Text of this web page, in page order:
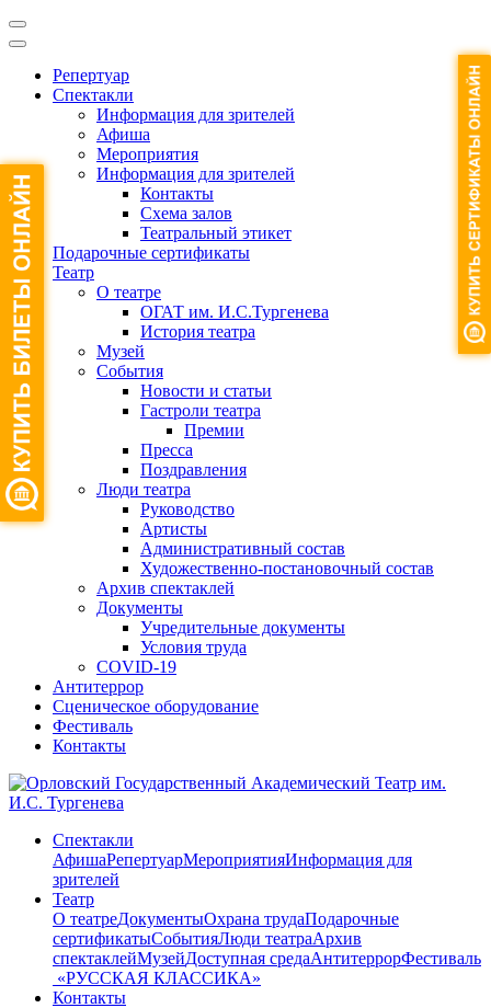
Репертуар
Спектакли
Информация для зрителей
Афиша
Мероприятия
Информация для зрителей
Контакты
Схема залов
Театральный этикет
Подарочные сертификаты
Театр
О театре
ОГАТ им. И.С.Тургенева
История театра
Музей
События
Новости и статьи
Гастроли театра
Премии
Пресса
Поздравления
Люди театра
Руководство
Артисты
Административный состав
Художественно-постановочный состав
Архив спектаклей
Документы
Учредительные документы
Условия труда
COVID-19
Антитеррор
Сценическое оборудование
Фестиваль
Контакты
Спектакли
АфишаРепертуарМероприятияИнформация для
зрителей
Театр
О театреДокументыОхрана трудаПодарочные
сертификатыСобытияЛюди театраАрхив
спектаклейМузейДоступная средаАнтитеррорФестиваль
​ «РУССКАЯ КЛАССИКА»
Контакты